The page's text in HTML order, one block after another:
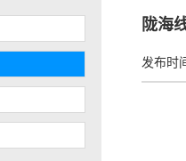
陇海
发布时